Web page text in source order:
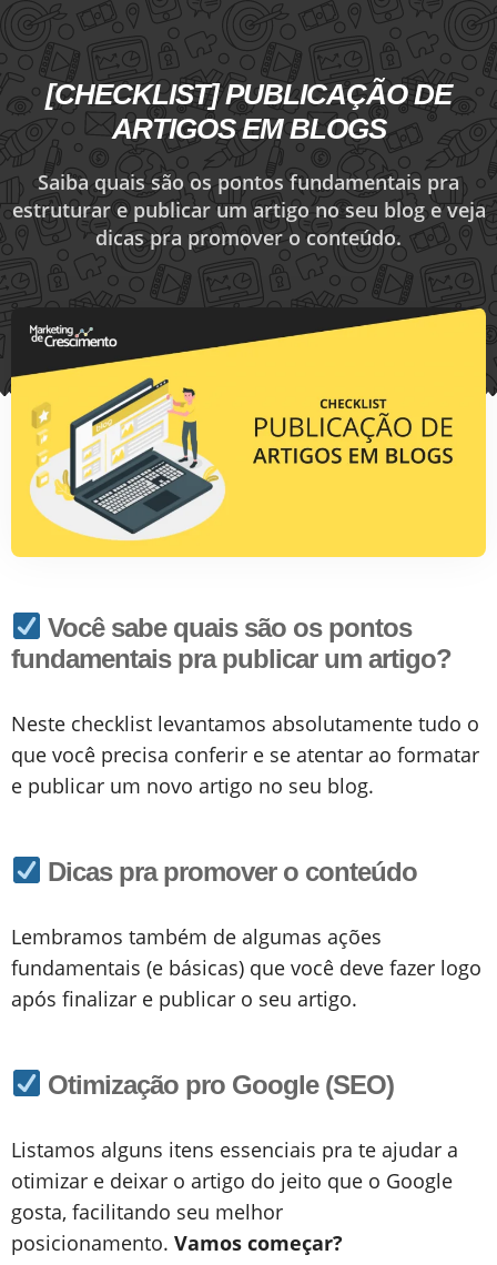
[CHECKLIST] PUBLICAÇÃO DE
ARTIGOS EM BLOGS
Saiba quais são os pontos fundamentais pra
estruturar e publicar um artigo no seu blog e veja
dicas pra promover o conteúdo.
Você sabe quais são os pontos
fundamentais pra publicar um artigo?
Neste checklist levantamos absolutamente tudo o
que você precisa conferir e se atentar ao formatar
e publicar um novo artigo no seu blog.
Dicas pra promover o conteúdo
Lembramos também de algumas ações
fundamentais (e básicas) que você deve fazer logo
após finalizar e publicar o seu artigo.
Otimização pro Google (SEO)
Listamos alguns itens essenciais pra te ajudar a
otimizar e deixar o artigo do jeito que o Google
gosta, facilitando seu melhor
posicionamento. Vamos começar?